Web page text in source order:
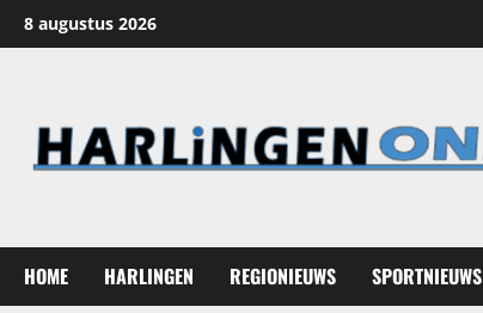
naar
8 augustus 2026
HOME HARLINGEN REGIONIEUWS SPORTNIEUWS